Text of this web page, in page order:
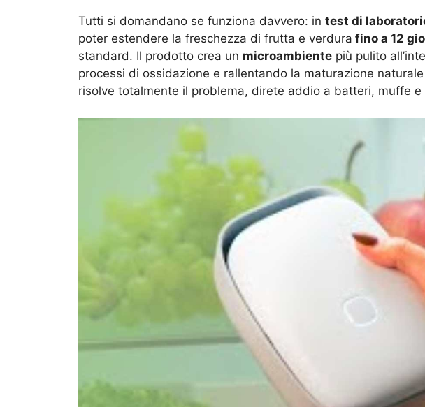
Tutti si domandano se funziona davvero: in test di
poter estendere la freschezza di frutta e verdura fino a 12
standard. Il prodotto crea un microambiente più pulito
processi di ossidazione e rallentando la maturazione
risolve totalmente il problema, direte addio a batteri, muffe e